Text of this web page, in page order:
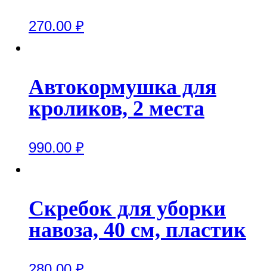
270.00 ₽
Автокормушка для
кроликов, 2 места
990.00 ₽
Скребок для уборки
навоза, 40 см, пластик